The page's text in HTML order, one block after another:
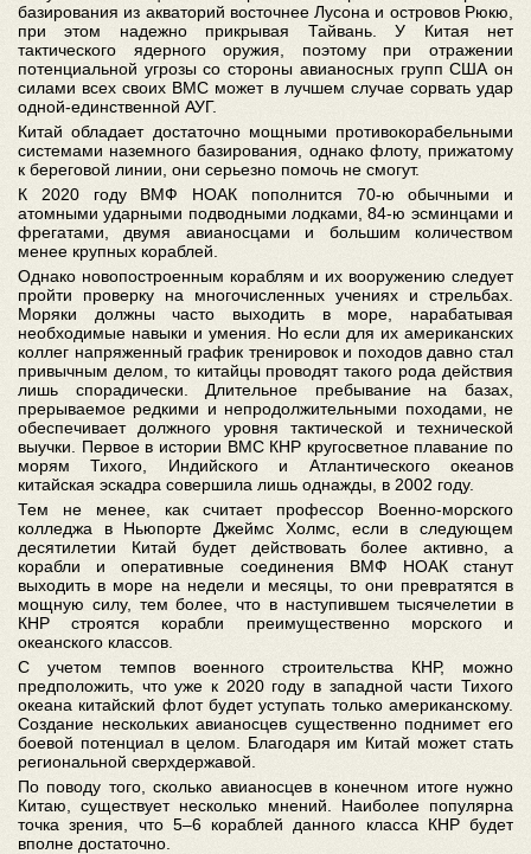
базирования из акваторий восточнее Лусона и островов Рюкю,
при этом надежно прикрывая Тайвань. У Китая нет
тактического ядерного оружия, поэтому при отражении
потенциальной угрозы со стороны авианосных групп США он
силами всех своих ВМС может в лучшем случае сорвать удар
одной-единственной АУГ.
Китай обладает достаточно мощными противокорабельными
системами наземного базирования, однако флоту, прижатому
к береговой линии, они серьезно помочь не смогут.
К 2020 году ВМФ НОАК пополнится 70-ю обычными и
атомными ударными подводными лодками, 84-ю эсминцами и
фрегатами, двумя авианосцами и большим количеством
менее крупных кораблей.
Однако новопостроенным кораблям и их вооружению следует
пройти проверку на многочисленных учениях и стрельбах.
Моряки должны часто выходить в море, нарабатывая
необходимые навыки и умения. Но если для их американских
коллег напряженный график тренировок и походов давно стал
привычным делом, то китайцы проводят такого рода действия
лишь спорадически. Длительное пребывание на базах,
прерываемое редкими и непродолжительными походами, не
обеспечивает должного уровня тактической и технической
выучки. Первое в истории ВМС КНР кругосветное плавание по
морям Тихого, Индийского и Атлантического океанов
китайская эскадра совершила лишь однажды, в 2002 году.
Тем не менее, как считает профессор Военно-морского
колледжа в Ньюпорте Джеймс Холмс, если в следующем
десятилетии Китай будет действовать более активно, а
корабли и оперативные соединения ВМФ НОАК станут
выходить в море на недели и месяцы, то они превратятся в
мощную силу, тем более, что в наступившем тысячелетии в
КНР строятся корабли преимущественно морского и
океанского классов.
С учетом темпов военного строительства КНР, можно
предположить, что уже к 2020 году в западной части Тихого
океана китайский флот будет уступать только американскому.
Создание нескольких авианосцев существенно поднимет его
боевой потенциал в целом. Благодаря им Китай может стать
региональной сверхдержавой.
По поводу того, сколько авианосцев в конечном итоге нужно
Китаю, существует несколько мнений. Наиболее популярна
точка зрения, что 5–6 кораблей данного класса КНР будет
вполне достаточно.